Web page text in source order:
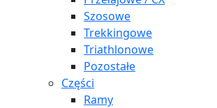
Szosowe
Trekkingowe
Triathlonowe
Pozostałe
Części
Ramy